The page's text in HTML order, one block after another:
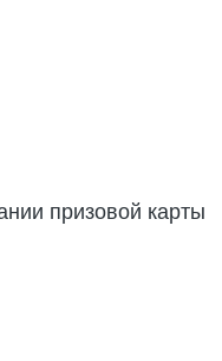
призовой карты